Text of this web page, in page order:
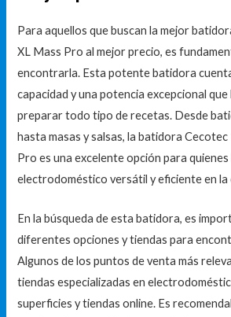
Para aquellos que buscan la mejor
XL Mass Pro al mejor precio, es
encontrarla. Esta potente batidora
capacidad y una potencia excepcional que
preparar todo tipo de recetas. Desde
hasta masas y salsas, la batidora
Pro es una excelente opción para quienes
electrodoméstico versátil y eficiente en la
En la búsqueda de esta batidora, es
diferentes opciones y tiendas para
Algunos de los puntos de venta más
tiendas especializadas en
superficies y tiendas online. Es